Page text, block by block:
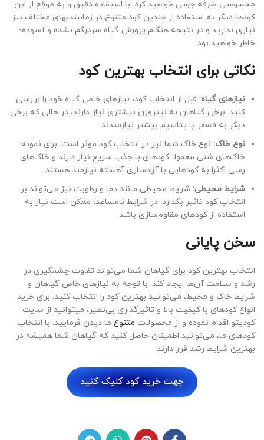
محسوسی صرفه­ جویی خواهید کرد. با استفاده دقیق و به موقع از این
کودها دیگر به استفاده از چندین کود متنوع در زمان­بندی­های مختلف نیز
نیازی ندارید و در نتیجه هنگام پرورش گیاه سردرگم نشده و آسوده­
خاطر خواهید بود.
نکاتی برای انتخاب بهترین کود
نیازهای گیاه: قبل از انتخاب کود، نیازهای خاص گیاه خود را بررسی
کنید. برخی گیاهان به نیتروژن بیشتری نیاز دارند، در حالی که برخی
دیگر به فسفر یا پتاسیم بیشتر نیازمندند.
نوع خاک: نوع خاک شما نیز در انتخاب کود موثر است. برای نمونه
خاک‌های شنی معمولا کودهای با جذب سریع نیاز دارند و خاک‌های
رسی اکثرا به کودهایی با آزادسازی آهسته نیازمند هستند.
شرایط محیطی: شرایط محیطی مانند دما و رطوبت نیز می‌تواند بر
انتخاب کود تاثیر بگذارد. در شرایط نامساعد، ممکن است نیاز به
استفاده از کودهای مقاوم‌سازی باشد.
سخن پایانی
انتخاب بهترین کود برای گیاهان شما می‌تواند تفاوت چشمگیری در
رشد و سلامت آن‌ها ایجاد کند. با توجه به نیازهای خاص گیاهان و
شرایط خاک و محیط، می‌توانید بهترین کود را انتخاب کنید. برای خرید
انواع کودهای با کیفیت بالا و تاثیرگذاری بی‌نظیر، می­توانید از سایت
کودیتو اقدام نموده و از محصولات متنوع ما دیدن فرمایید. با انتخاب
کودهای ما، می‌توانید اطمینان حاصل کنید که گیاهان شما همیشه در
بهترین شرایط رشد قرار دارند.
جهت خرید کود کلیک کنید